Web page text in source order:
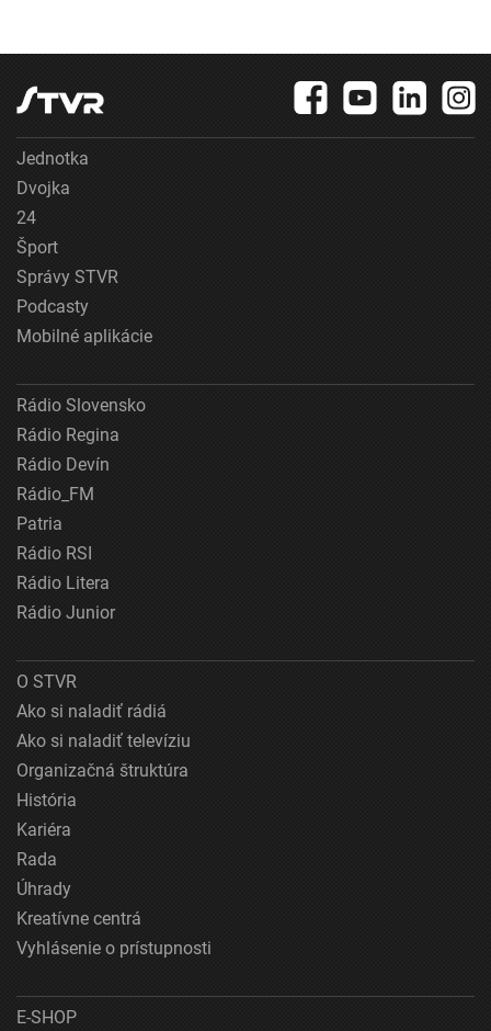
Jednotka
Dvojka
24
Šport
Správy STVR
Podcasty
Mobilné aplikácie
Rádio Slovensko
Rádio Regina
Rádio Devín
Rádio_FM
Patria
Rádio RSI
Rádio Litera
Rádio Junior
O STVR
Ako si naladiť rádiá
Ako si naladiť televíziu
Organizačná štruktúra
História
Kariéra
Rada
Úhrady
Kreatívne centrá
Vyhlásenie o prístupnosti
E-SHOP